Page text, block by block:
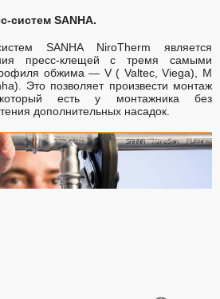
систем SANHA.
SANHA NiroTherm является
пресс-клещей с тремя самыми
обжима — V ( Valtec, Viega), M
Это позволяет произвести монтаж
есть у монтажника без
дополнительных насадок.